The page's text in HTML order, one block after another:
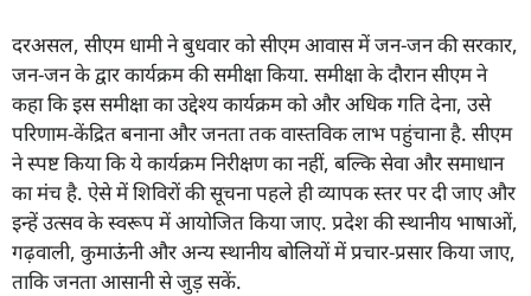
दरअसल, सीएम धामी ने बुधवार को सीएम आवास में जन-जन की सरकार,
जन-जन के द्वार कार्यक्रम की समीक्षा किया. समीक्षा के दौरान सीएम ने
कहा कि इस समीक्षा का उद्देश्य कार्यक्रम को और अधिक गति देना, उसे
परिणाम-केंद्रित बनाना और जनता तक वास्तविक लाभ पहुंचाना है. सीएम
ने स्पष्ट किया कि ये कार्यक्रम निरीक्षण का नहीं, बल्कि सेवा और समाधान
का मंच है. ऐसे में शिविरों की सूचना पहले ही व्यापक स्तर पर दी जाए और
इन्हें उत्सव के स्वरूप में आयोजित किया जाए. प्रदेश की स्थानीय भाषाओं,
गढ़वाली, कुमाऊंनी और अन्य स्थानीय बोलियों में प्रचार-प्रसार किया जाए,
ताकि जनता आसानी से जुड़ सकें.